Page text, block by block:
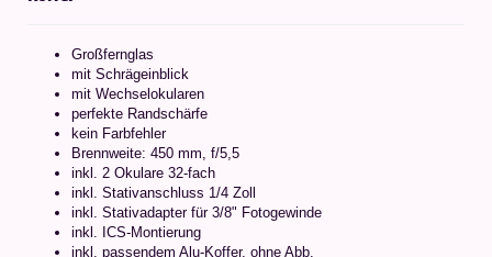
Großfernglas
mit Schrägeinblick
mit Wechselokularen
perfekte Randschärfe
kein Farbfehler
Brennweite: 450 mm, f/5,5
inkl. 2 Okulare 32-fach
inkl. Stativanschluss 1/4 Zoll
inkl. Stativadapter für 3/8" Fotogewinde
inkl. ICS-Montierung
inkl. passendem Alu-Koffer, ohne Abb.